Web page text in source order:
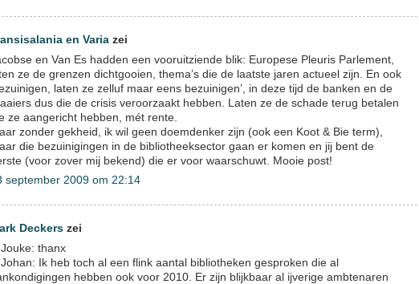
en Varia zei
en Van Es hadden een vooruitziende blik: Europese Pleuris Parlement,
ze de grenzen dichtgooien, thema’s die de laatste jaren actueel zijn. En ook
laten ze zelluf maar eens bezuinigen’, in deze tijd de banken en de
dus die de crisis veroorzaakt hebben. Laten ze de schade terug betalen
ze aangericht hebben, mét rente.
zonder gekheid, ik wil geen doemdenker zijn (ook een Koot & Bie term),
die bezuinigingen in de bibliotheeksector gaan er komen en jij bent de
(voor zover mij bekend) die er voor waarschuwt. Mooie post!
september 2009 om 22:14
Deckers zei
thanx
Ik heb toch al een flink aantal bibliotheken gesproken die al
hebben ook voor 2010. Er zijn blijkbaar al ijverige ambtenaren